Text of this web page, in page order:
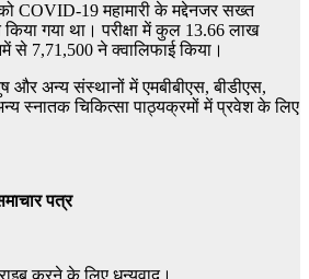
COVID-19 महामारी के मद्देनजर सख्त
गया था। परीक्षा में कुल 13.66 लाख
से 7,71,500 ने क्वालिफाई किया।
अन्य संस्थानों में एमबीबीएस, बीडीएस,
स्नातक चिकित्सा पाठ्यक्रमों में प्रवेश के लिए
पत्र